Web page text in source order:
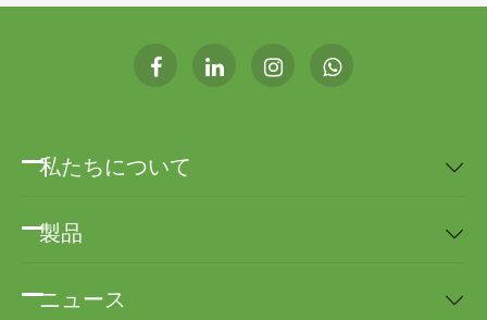
私たちについて 
製品 
ニュース 